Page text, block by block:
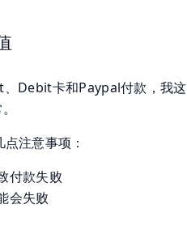
Debit卡和Paypal付款，我这
注意事项：
付款失败
会失败